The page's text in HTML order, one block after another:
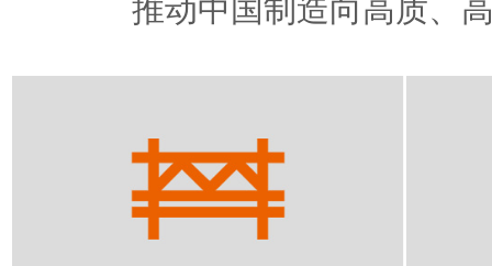
推动中国制造向高质、